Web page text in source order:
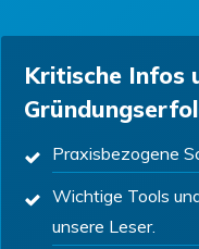
Kritische Infos
Praxisbezogene
Wichtige Tools
unsere Leser.